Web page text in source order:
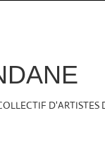
D'ARTISTES